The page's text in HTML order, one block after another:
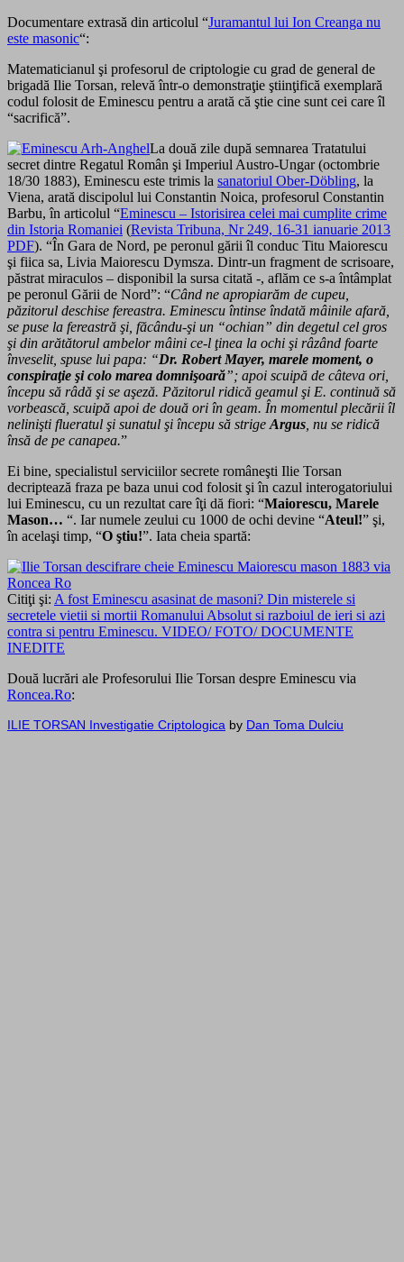
Documentare extrasă din articolul “Juramantul lui Ion Creanga nu
este masonic“:
Matematicianul şi profesorul de criptologie cu grad de general de
brigadă Ilie Torsan, relevă într-o demonstraţie ştiinţifică exemplară
codul folosit de Eminescu pentru a arată că ştie cine sunt cei care îl
“sacrifică”.
La două zile după semnarea Tratatului
secret dintre Regatul Român şi Imperiul Austro-Ungar (octombrie
18/30 1883), Eminescu este trimis la sanatoriul Ober-Döbling, la
Viena, arată discipolul lui Constantin Noica, profesorul Constantin
Barbu, în articolul “Eminescu – Istorisirea celei mai cumplite crime
din Istoria Romaniei (Revista Tribuna, Nr 249, 16-31 ianuarie 2013
PDF). “În Gara de Nord, pe peronul gării îl conduc Titu Maiorescu
şi fiica sa, Livia Maiorescu Dymsza. Dintr-un fragment de scrisoare,
păstrat miraculos – disponibil la sursa citată -, aflăm ce s-a întâmplat
pe peronul Gării de Nord”: “Când ne apropiarăm de cupeu,
păzitorul deschise fereastra. Eminescu întinse îndată mâinile afară,
se puse la fereastră şi, făcându-şi un “ochian” din degetul cel gros
şi din arătătorul ambelor mâini ce-l ţinea la ochi şi râzând foarte
înveselit, spuse lui papa: “Dr. Robert Mayer, marele moment, o
conspiraţie şi colo marea domnişoară”; apoi scuipă de câteva ori,
începu să râdă şi se aşeză. Păzitorul ridică geamul şi E. continuă să
vorbească, scuipă apoi de două ori în geam. În momentul plecării îl
nelinişti flueratul şi sunatul şi începu să strige Argus , nu se ridică
însă de pe canapea.”
Ei bine, specialistul serviciilor secrete româneşti Ilie Torsan
decriptează fraza pe baza unui cod folosit şi în cazul interogatoriului
lui Eminescu, cu un rezultat care îţi dă fiori: “Maiorescu, Marele
Mason… “. Iar numele zeului cu 1000 de ochi devine “Ateul!” şi,
în acelaşi timp, “O ştiu!”. Iata cheia spartă:
Citiţi şi: A fost Eminescu asasinat de masoni? Din misterele si
secretele vietii si mortii Romanului Absolut si razboiul de ieri si azi
contra si pentru Eminescu. VIDEO/ FOTO/ DOCUMENTE
INEDITE
Două lucrări ale Profesorului Ilie Torsan despre Eminescu via
Roncea.Ro:
ILIE TORSAN Investigatie Criptologica by Dan Toma Dulciu